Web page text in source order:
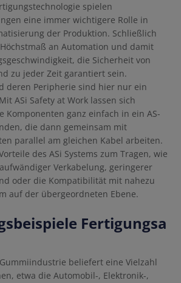
spielen
eine immer wichtigere Rolle in
der Produktion. Schließlich
an Automation und damit
die Sicherheit von
zu jeder Zeit garantiert sein.
deren Peripherie sind hier nur ein
ASi Safety at Work lassen sich
Komponenten ganz einfach in ein AS-
die dann gemeinsam mit
parallel am gleichen Kabel arbeiten.
des ASi Systems zum Tragen, wie
Verkabelung, geringerer
oder die Kompatibilität mit nahezu
auf der übergeordneten Ebene.
Fertigungsa
beliefert eine Vielzahl
etwa die Automobil-, Elektronik-,